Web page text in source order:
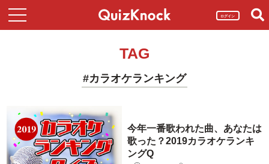
ログイン
TAG
#カラオケランキング
今年一番歌われた曲、あなたは
歌った？2019カラオケランキ
ングQ